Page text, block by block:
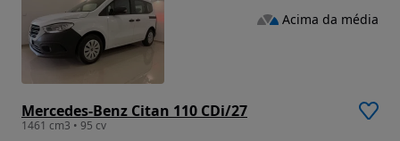
Mercedes-Benz Citan 110 CDi/27
1461 cm3 • 95 cv
Acima da média